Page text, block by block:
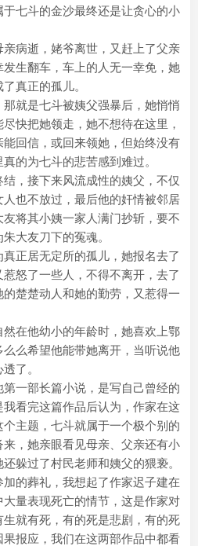
七斗的金沙最终还是让贪心的小
病逝，姥爷离世，又赶上了父亲
生翻车，车上的人无一幸免，她
真正的孤儿。
就是七斗被姨父强暴后，她悄悄
快把她领走，她不想待在这里，
回信，或回来领她，但始终没有
的为七斗的悲苦感到难过。
，接下来风流成性的姨父，不仅
也不放过，最后他的奸情被邻居
将其小姨一家人满门抄斩，要不
大友刀下的冤魂。
正居无定所的孤儿，她报名去了
怒了一些人，不得不离开，去了
楚楚动人和她的勤劳，又惹得一
在他幼小的年龄时，她喜欢上鄂
么希望他能带她离开，当听说他
了。
一部长篇小说，是写自己曾经的
看完这篇作品后认为，作家在这
主题，七斗就属于一个极个别的
，她亲眼看见母亲、父亲还有小
躲过了村民老师和姨父的猥亵。
的葬礼，我想起了作家迟子建在
量表现死亡的情节，这是作家对
就有死，有的死是悲剧，有的死
报应，我们在这两部作品中都看